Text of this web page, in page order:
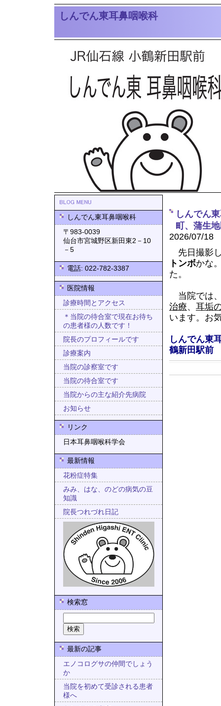
しんでん東耳鼻咽喉科
しんでん東耳鼻咽喉科
〒983-0039
仙台市宮城野区新田東2－10
－5
電話: 022-782-3387
医院情報
診療時間とアクセス
＊当院の待合室で現在お待ち
の患者様の人数です！
院長のプロフィールです
診療案内
当院の診察室です
当院の待合室です
当院からの主な紹介先病院
お知らせ
リンク
日本耳鼻咽喉科学会
最新情報
花粉症特集
みみ、はな、のどの病気の豆
知識
院長つれづれ日記
検索窓
最新の記事
エノコログサの仲間でしょう
か
当院を初めて受診される患者
様へ
しんでん
町、蒲生
2026/07/18
先日撮影
トンボかな
た。
当院では
治療、 耳垢
います。お
しんでん東
鶴新田駅前